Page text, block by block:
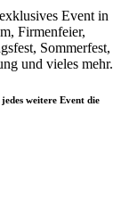
Event in
Firmenfeier,
Sommerfest,
und vieles mehr.
weitere Event die